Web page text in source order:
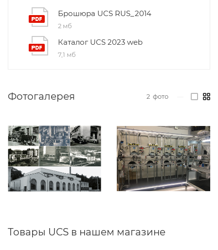
Брошюра UCS RUS_2014
2 мб
Каталог UCS 2023 web
7,1 мб
Фотогалерея 2 фото
Товары UCS в нашем магазине